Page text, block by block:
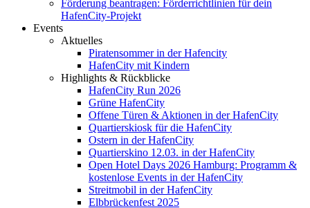
Förderung beantragen: Förderrichtlinien für dein
HafenCity-Projekt
Events
Aktuelles
Piratensommer in der Hafencity
HafenCity mit Kindern
Highlights & Rückblicke
HafenCity Run 2026
Grüne HafenCity
Offene Türen & Aktionen in der HafenCity
Quartierskiosk für die HafenCity
Ostern in der HafenCity
Quartierskino 12.03. in der HafenCity
Open Hotel Days 2026 Hamburg: Programm &
kostenlose Events in der HafenCity
Streitmobil in der HafenCity
Elbbrückenfest 2025